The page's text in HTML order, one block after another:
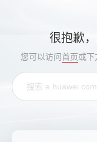
很抱歉
您可以访问首页或下